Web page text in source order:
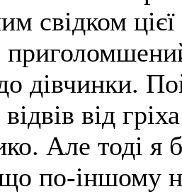
свідком
дівчинки.
від
Але тоді я
що по-іншому